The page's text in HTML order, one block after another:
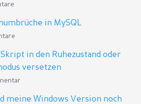
in MySQL
in den Ruhezustand oder
versetzen
meine Windows Version noch